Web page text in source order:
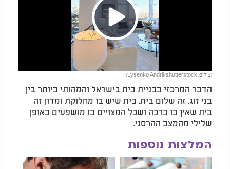
Play
Video
(צילום: Lysenko Andrii/shutterstock)
הדבר המרכזי בבניית בית בישראל והמהותי ביותר בין
בני זוג, זה שלום בית. בית שיש בו מחלוקת ומדון זה
בית שאין בו ברכה ושכל המצויים בו מושפעים באופן
שלילי מהמצב ההרסני.
המלצות נוספות